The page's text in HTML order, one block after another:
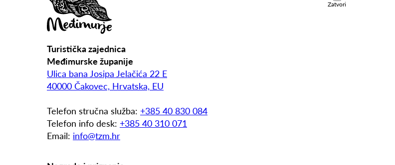
Zatvori
Turistička zajednica
Međimurske županije
Ulica bana Josipa Jelačića 22 E
40000 Čakovec, Hrvatska, EU
Telefon stručna služba: +385 40 830 084
Telefon info desk: +385 40 310 071
Email: info@tzm.hr